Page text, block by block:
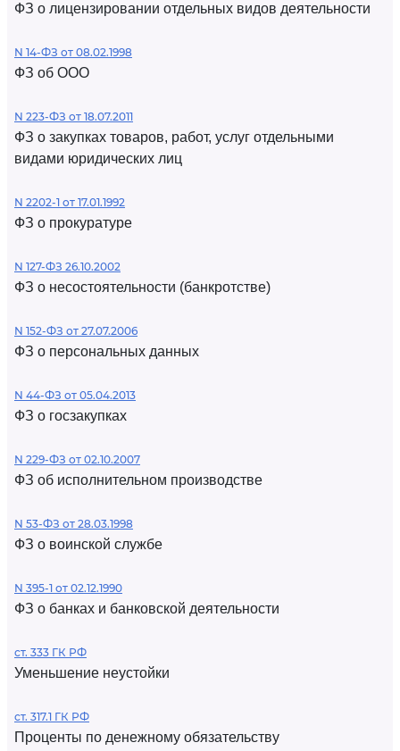
ФЗ о лицензировании отдельных видов деятельности
N 14-ФЗ от 08.02.1998
ФЗ об ООО
N 223-ФЗ от 18.07.2011
ФЗ о закупках товаров, работ, услуг отдельными
видами юридических лиц
N 2202-1 от 17.01.1992
ФЗ о прокуратуре
N 127-ФЗ 26.10.2002
ФЗ о несостоятельности (банкротстве)
N 152-ФЗ от 27.07.2006
ФЗ о персональных данных
N 44-ФЗ от 05.04.2013
ФЗ о госзакупках
N 229-ФЗ от 02.10.2007
ФЗ об исполнительном производстве
N 53-ФЗ от 28.03.1998
ФЗ о воинской службе
N 395-1 от 02.12.1990
ФЗ о банках и банковской деятельности
ст. 333 ГК РФ
Уменьшение неустойки
ст. 317.1 ГК РФ
Проценты по денежному обязательству